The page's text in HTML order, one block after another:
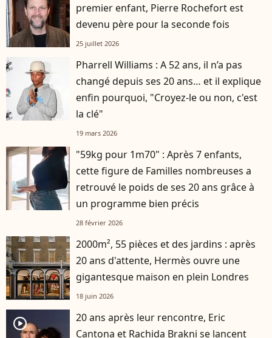
premier enfant, Pierre Rochefort est
devenu père pour la seconde fois
25 juillet 2026
Pharrell Williams : A 52 ans, il n’a pas
changé depuis ses 20 ans… et il explique
enfin pourquoi, "Croyez-le ou non, c'est
la clé"
19 mars 2026
"59kg pour 1m70" : Après 7 enfants,
cette figure de Familles nombreuses a
retrouvé le poids de ses 20 ans grâce à
un programme bien précis
28 février 2026
2000m², 55 pièces et des jardins : après
20 ans d'attente, Hermès ouvre une
gigantesque maison en plein Londres
18 juin 2026
player2
20 ans après leur rencontre, Eric
Cantona et Rachida Brakni se lancent